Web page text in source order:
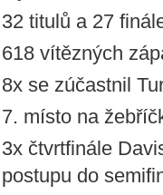
32 titulů a 27
618 vítězných
8x se zúčastnil
7. místo na
3x čtvrtfinále
postupu do